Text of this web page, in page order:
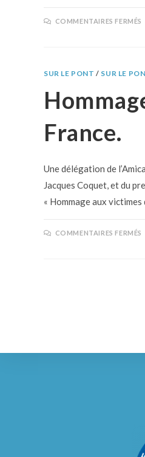
COMMENTAIRES FERMÉS
SUR LE PONT / SUR LE
France.
Une délégation de
Jacques Coquet, et du
« Hommage aux
COMMENTAIRES FERMÉS